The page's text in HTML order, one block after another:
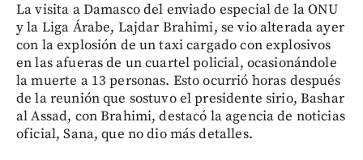
La visita a Damasco del enviado especial de la ONU
y la Liga Árabe, Lajdar Brahimi, se vio alterada ayer
con la explosión de un taxi cargado con explosivos
en las afueras de un cuartel policial, ocasionándole
la muerte a 13 personas. Esto ocurrió horas después
de la reunión que sostuvo el presidente sirio, Bashar
al Assad, con Brahimi, destacó la agencia de noticias
oficial, Sana, que no dio más detalles.